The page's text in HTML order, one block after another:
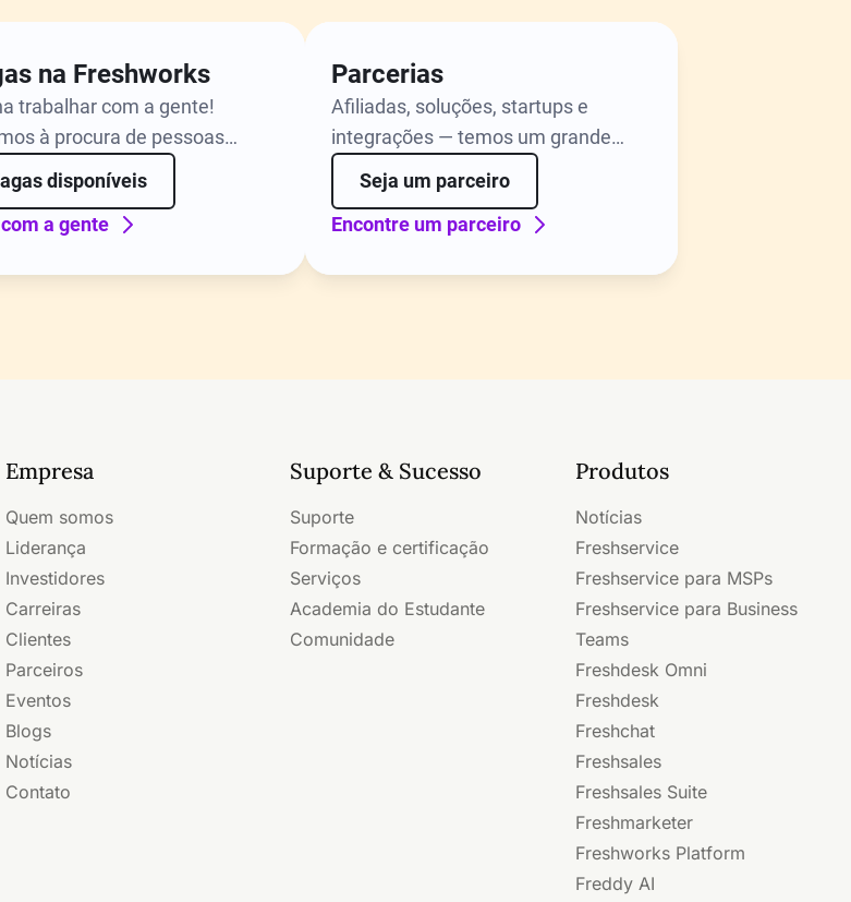
na Freshworks
trabalhar com a gente!
à procura de pessoas
para atuar nas mais
funções, como engenharia
em várias cidades pelo
disponíveis
a gente
Parcerias
Afiliadas, soluções, startups e
integrações — temos um grande
prazer em fazer parceiras com
empresas de todos os tipos.
Seja um parceiro
Encontre um parceiro
Empresa
Quem somos
Liderança
Investidores
Carreiras
Clientes
Parceiros
Eventos
Blogs
Notícias
Contato
Suporte & Sucesso
Suporte
Formação e certificação
Serviços
Academia do Estudante
Comunidade
Produtos
Notícias
Freshservice
Freshservice para MSPs
Freshservice para Business
Teams
Freshdesk Omni
Freshdesk
Freshchat
Freshsales
Freshsales Suite
Freshmarketer
Freshworks Platform
Freddy AI